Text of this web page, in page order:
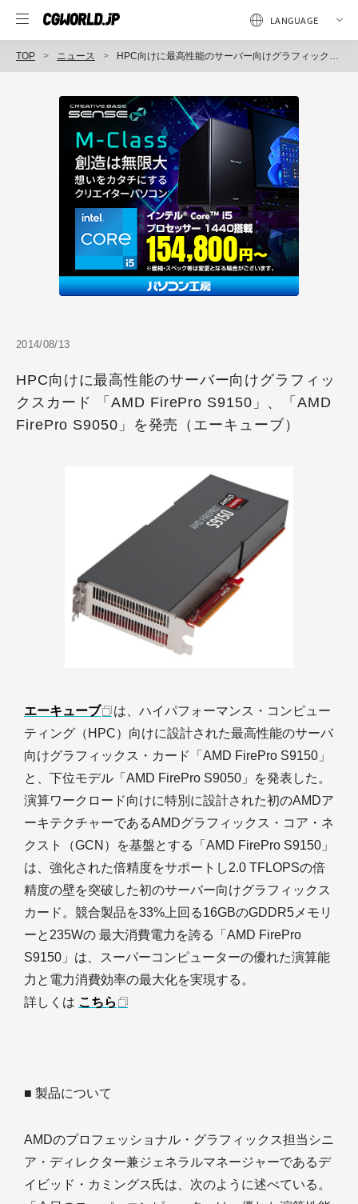
TOP ニュース HPC向けに最高性能のサーバー向けグラフィックスカード 「AMD FirePro S9150」、「AMD FirePro S9050」を発売（エーキューブ）
2014/08/13
HPC向けに最高性能のサーバー向けグラフィッ
クスカード 「AMD FirePro S9150」、「AMD
FirePro S9050」を発売（エーキューブ）
エーキューブ
は、ハイパフォーマンス・コンピュー
ティング（HPC）向けに設計された最高性能のサーバ
向けグラフィックス・カード「AMD FirePro S9150」
と、下位モデル「AMD FirePro S9050」を発表した。
演算ワークロード向けに特別に設計された初のAMDア
ーキテクチャーであるAMDグラフィックス・コア・ネ
クスト（GCN）を基盤とする「AMD FirePro S9150」
は、強化された倍精度をサポートし2.0 TFLOPSの倍
精度の壁を突破した初のサーバー向けグラフィックス
カード。競合製品を33%上回る16GBのGDDR5メモリ
ーと235Wの 最大消費電力を誇る「AMD FirePro
S9150」は、スーパーコンピューターの優れた演算能
力と電力消費効率の最大化を実現する。
詳しくは こちら
■ 製品について
AMDのプロフェッショナル・グラフィックス担当シニ
ア・ディレクター兼ジェネラルマネージャーであるデ
イビッド・カミングス氏は、次のように述べている。